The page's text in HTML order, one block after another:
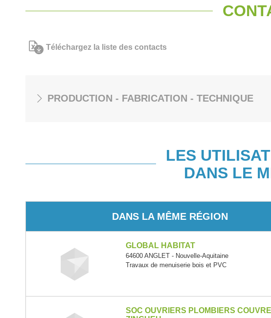
Téléchargez la liste des contacts
PRODUCTION - FABRICATION - TECHNIQUE
LES
DANS LE
DANS LA MÊME RÉGION
GLOBAL HABITAT
64600 ANGLET - Nouvelle-Aquitaine
Travaux de menuiserie bois et PVC
SOC OUVRIERS PLOMBIERS